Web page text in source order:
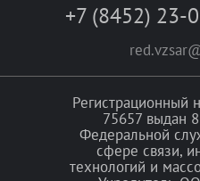
+7 (8452) 23-
75657 выдан
Федеральной
сфере связи,
технологий и